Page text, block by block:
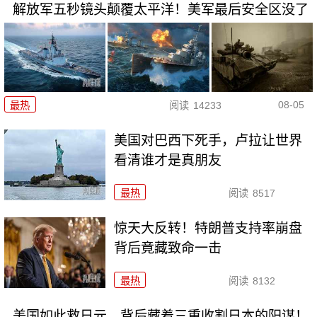
解放军五秒镜头颠覆太平洋！美军最后安全区没了
最热 阅读 14233 08-05
美国对巴西下死手，卢拉让世界
看清谁才是真朋友
最热 阅读 8517
惊天大反转！特朗普支持率崩盘
背后竟藏致命一击
最热 阅读 8132